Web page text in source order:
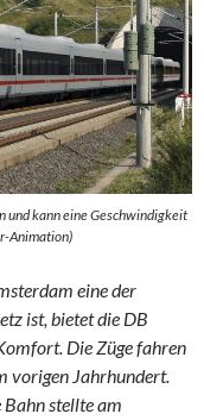
und kann eine Geschwindigkeit
Animation)
eine der
ist, bietet die DB
Die Züge fahren
vorigen Jahrhundert.
Bahn stellte am